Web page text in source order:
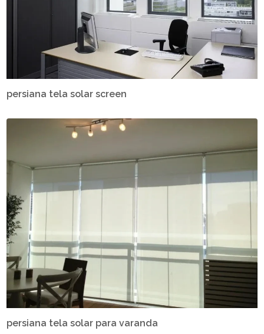
persiana tela solar screen
persiana tela solar para varanda